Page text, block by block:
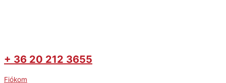
+ 36 20 212 3655
Fiókom